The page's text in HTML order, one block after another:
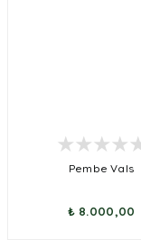
Pembe Vals
₺ 8.000,00